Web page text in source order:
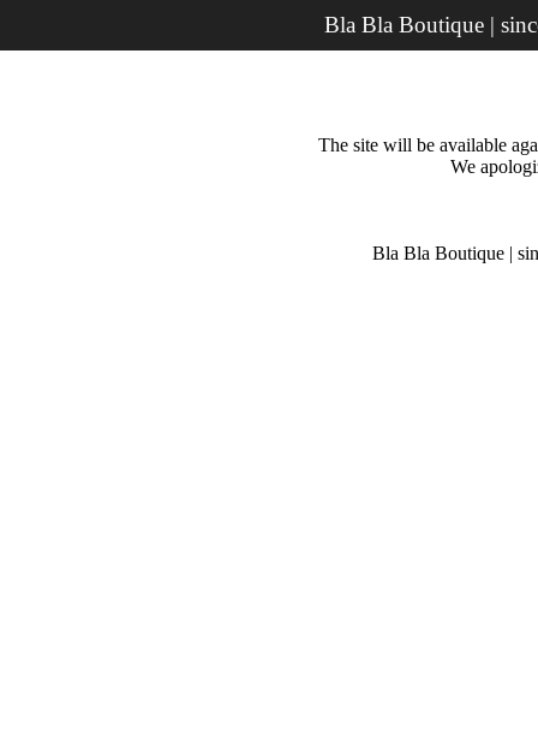
Bla Bla Boutique |
The site will be available
We
Bla Bla Boutique |